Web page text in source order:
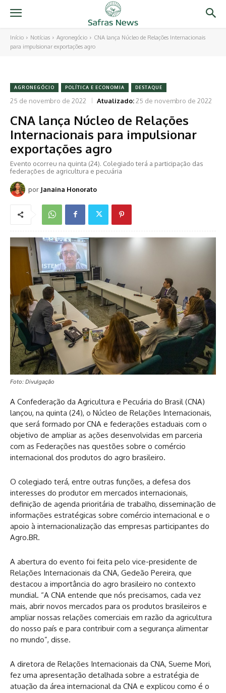
Início Notícias Agronegócio
CNA lança Núcleo de Relações Internacionais
para impulsionar exportações agro
AGRONEGÓCIO POLÍTICA E ECONOMIA DESTAQUE
25 de novembro de 2022 Atualizado:25 de novembro de 2022
CNA lança Núcleo de Relações
Internacionais para impulsionar
exportações agro
Evento ocorreu na quinta (24). Colegiado terá a participação das
federações de agricultura e pecuária
por Janaina Honorato
Foto: Divulgação
A Confederação da Agricultura e Pecuária do Brasil (CNA)
lançou, na quinta (24), o Núcleo de Relações Internacionais,
que será formado por CNA e federações estaduais com o
objetivo de ampliar as ações desenvolvidas em parceria
com as Federações nas questões sobre o comércio
internacional dos produtos do agro brasileiro.
O colegiado terá, entre outras funções, a defesa dos
interesses do produtor em mercados internacionais,
definição de agenda prioritária de trabalho, disseminação de
informações estratégicas sobre comércio internacional e o
apoio à internacionalização das empresas participantes do
Agro.BR.
A abertura do evento foi feita pelo vice-presidente de
Relações Internacionais da CNA, Gedeão Pereira, que
destacou a importância do agro brasileiro no contexto
mundial. “A CNA entende que nós precisamos, cada vez
mais, abrir novos mercados para os produtos brasileiros e
ampliar nossas relações comerciais em razão da agricultura
do nosso país e para contribuir com a segurança alimentar
no mundo”, disse.
A diretora de Relações Internacionais da CNA, Sueme Mori,
fez uma apresentação detalhada sobre a estratégia de
atuação da área internacional da CNA e explicou como é o